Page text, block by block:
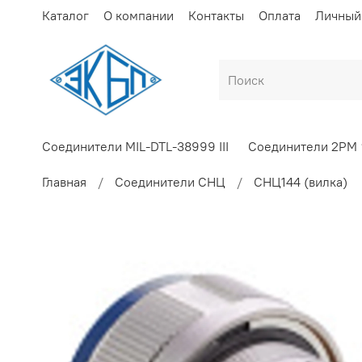
Каталог О компании Контакты Оплата
Соединители MIL-DTL-38999 III Соединители 2РМ
Главная Соединители СНЦ СНЦ144 (вилка)